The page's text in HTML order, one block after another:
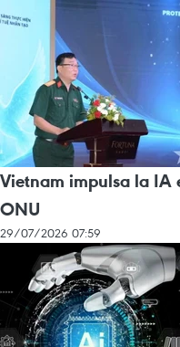
Vietnam impulsa la IA
ONU
29/07/2026 07:59